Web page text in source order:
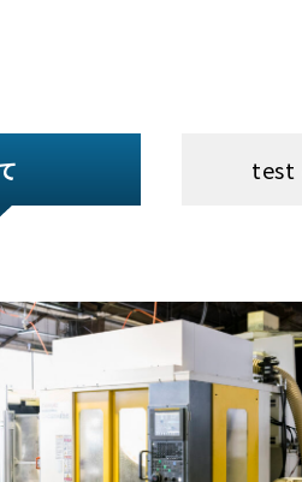
test